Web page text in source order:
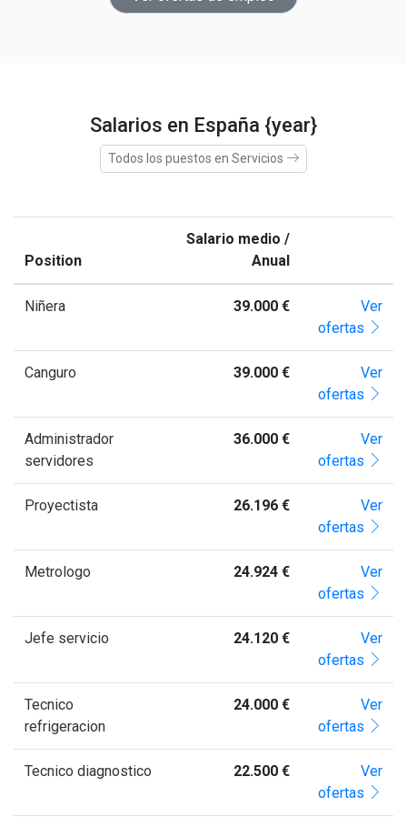
Salarios en España {year}
Todos los puestos en Servicios
Position
Salario medio /
Anual
Niñera 39.000 €
Ver
ofertas
Canguro 39.000 €
Ver
ofertas
Administrador
servidores
36.000 €
Ver
ofertas
Proyectista 26.196 €
Ver
ofertas
Metrologo 24.924 €
Ver
ofertas
Jefe servicio 24.120 €
Ver
ofertas
Tecnico
refrigeracion
24.000 €
Ver
ofertas
Tecnico diagnostico 22.500 €
Ver
ofertas